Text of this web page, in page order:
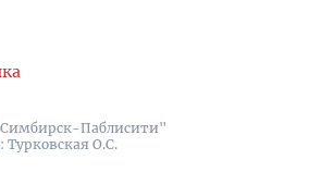
Паблисити"
Турковская О.С.